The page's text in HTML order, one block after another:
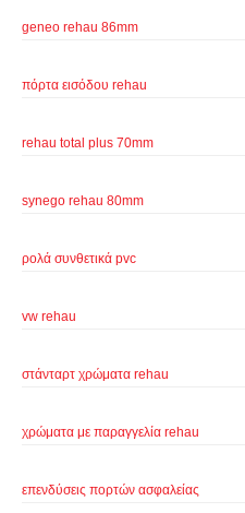
geneo rehau 86mm
πόρτα εισόδου rehau
rehau total plus 70mm
synego rehau 80mm
ρολά συνθετικά pvc
vw rehau
στάνταρτ χρώματα rehau
χρώματα με παραγγελία rehau
επενδύσεις πορτών ασφαλείας